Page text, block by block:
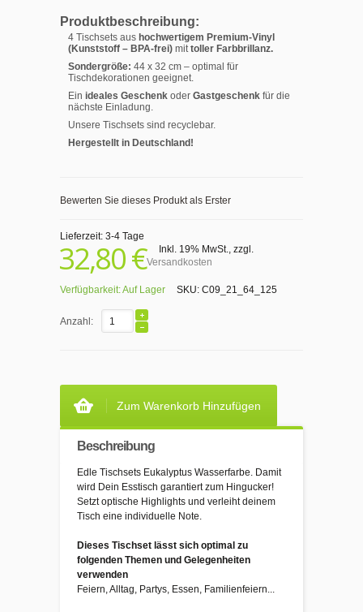
Produktbeschreibung:
4 Tischsets aus hochwertigem Premium-Vinyl
(Kunststoff – BPA-frei) mittoller Farbbrillanz.
Sondergröße: 44 x 32 cm – optimal für
Tischdekorationen geeignet.
Ein ideales Geschenk oder Gastgeschenk für die
nächste Einladung.
Unsere Tischsets sind recyclebar.
Hergestellt in Deutschland!
Bewerten Sie dieses Produkt als Erster
Lieferzeit: 3-4 Tage
32,80 € Inkl. 19% MwSt., zzgl.
Versandkosten
Verfügbarkeit:Auf Lager SKU: C09_21_64_125
Anzahl:
Zum Warenkorb Hinzufügen
Beschreibung
Edle Tischsets Eukalyptus Wasserfarbe. Damit
wird Dein Esstisch garantiert zum Hingucker!
Setzt optische Highlights und verleiht deinem
Tisch eine individuelle Note.
Dieses Tischset lässt sich optimal zu
folgenden Themen und Gelegenheiten
verwenden
Feiern, Alltag, Partys, Essen, Familienfeiern...